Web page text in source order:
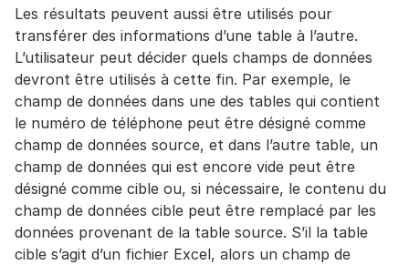
Les résultats peuvent aussi être utilisés pour
transférer des informations d’une table à l’autre.
L’utilisateur peut décider quels champs de données
devront être utilisés à cette fin. Par exemple, le
champ de données dans une des tables qui contient
le numéro de téléphone peut être désigné comme
champ de données source, et dans l’autre table, un
champ de données qui est encore vide peut être
désigné comme cible ou, si nécessaire, le contenu du
champ de données cible peut être remplacé par les
données provenant de la table source. S’il la table
cible s’agit d’un fichier Excel, alors un champ de